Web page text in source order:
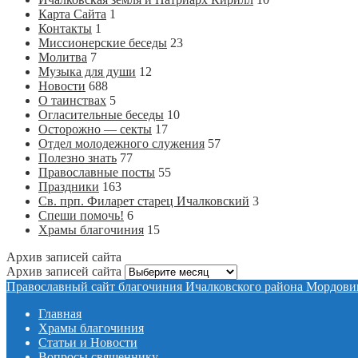
Карта Сайта 1
Контакты 1
Миссионерские беседы 23
Молитва 7
Музыка для души 12
Новости 688
О таинствах 5
Огласительные беседы 10
Осторожно — секты 17
Отдел молодежного служения 57
Полезно знать 77
Православные посты 55
Праздники 163
Св. прп. Филарет старец Ичалковский 3
Спеши помочь! 6
Храмы благочиния 15
Архив записей сайта
Архив записей сайта
Православный сайт благочиния Ичалковского района
Главная
Храмы благочиния
Статьи и Новости